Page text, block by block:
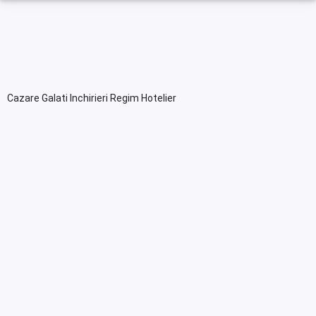
Cazare Galati Inchirieri Regim Hotelier